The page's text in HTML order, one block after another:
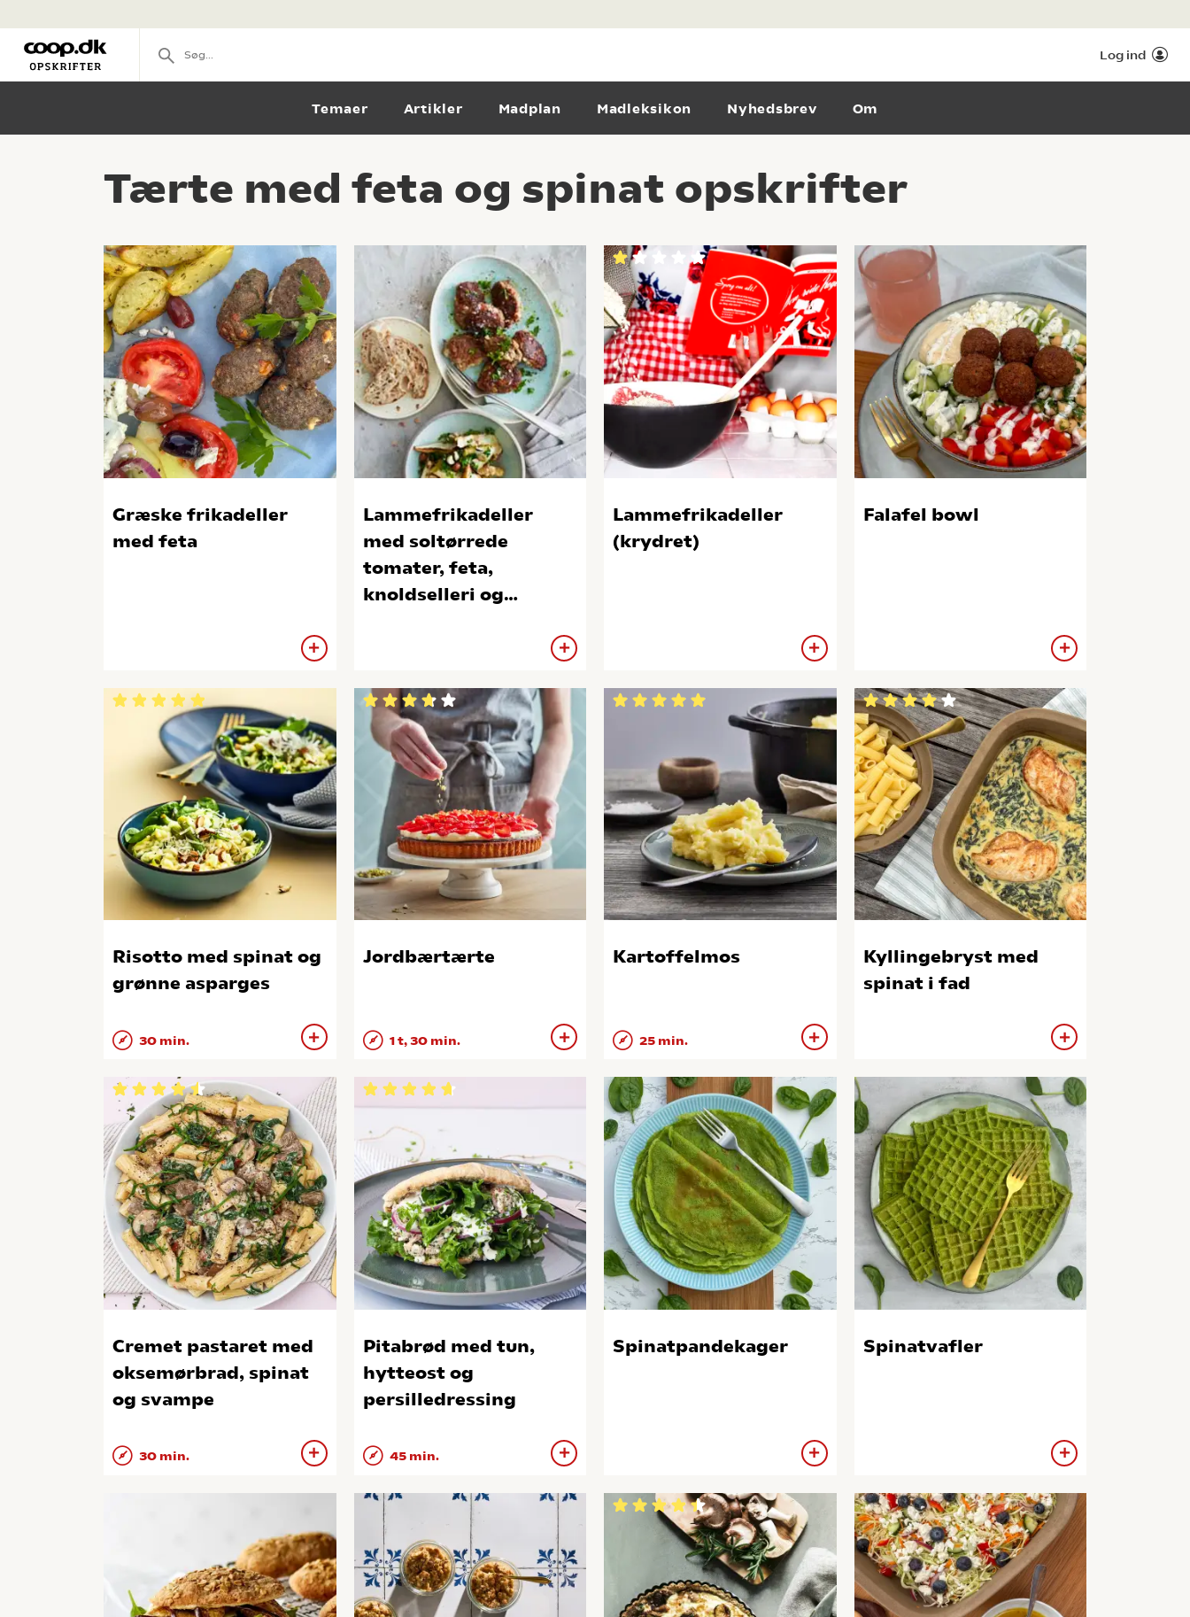
Log ind
Temaer Artikler Madplan Madleksikon Nyhedsbrev Om
Tærte med feta og spinat opskrifter
Græske frikadeller
med feta
Lammefrikadeller
med soltørrede
tomater, feta,
knoldselleri og
Lammefrikadeller
(krydret)
Falafel bowl
Risotto med spinat og
grønne asparges
30 min.
Jordbærtærte
1 t, 30 min.
Kartoffelmos
25 min.
Kyllingebryst med
spinat i fad
Cremet pastaret med
oksemørbrad, spinat
og svampe
30 min.
Pitabrød med tun,
hytteost og
persilledressing
45 min.
Spinatpandekager Spinatvafler